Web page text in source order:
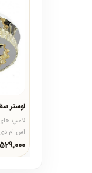
لوستر
لامپ های
اس ام
لامپ ها